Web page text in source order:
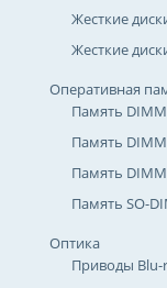
Жесткие
Жесткие
Оперативная
Память
Память
Память
Память SO-
Оптика
Приводы Blu-